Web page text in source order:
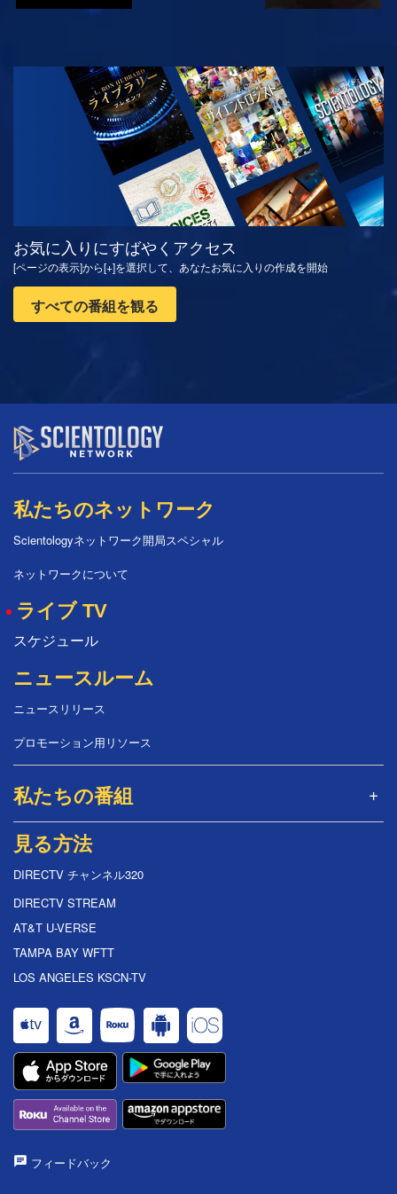
観る シリーズを探求
お気に入りにすばやくアクセス
[ページの表示]から[+]を選択して、あなたお気に入りの作成を開始
すべての番組を観る
私たちのネットワーク
Scientologyネットワーク開局スペシャル
ネットワークについて
ライブ TV
スケジュール
ニュースルーム
ニュースリリース
プロモーション用リソース
私たちの番組
見る方法
DIRECTV チャンネル320
DIRECTV STREAM
AT&T U-VERSE
TAMPA BAY WFTT
LOS ANGELES KSCN-TV
フィードバック